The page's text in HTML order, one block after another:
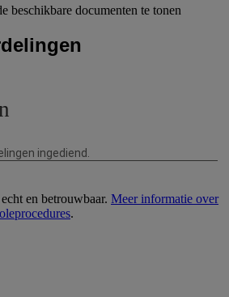
beschikbare documenten te tonen
en betrouwbaar. Meer informatie over
.